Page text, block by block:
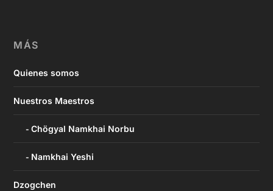
MÁS
Quienes somos
Nuestros Maestros
Chögyal Namkhai Norbu
Namkhai Yeshi
Dzogchen